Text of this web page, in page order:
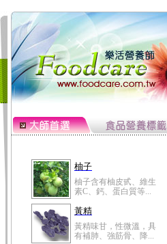
柚子
柚子含有柚皮甙、維生
素C、鈣、蛋白質等...
黃精
黃精味甘，性微溫，具
有補肺、強筋骨、降...